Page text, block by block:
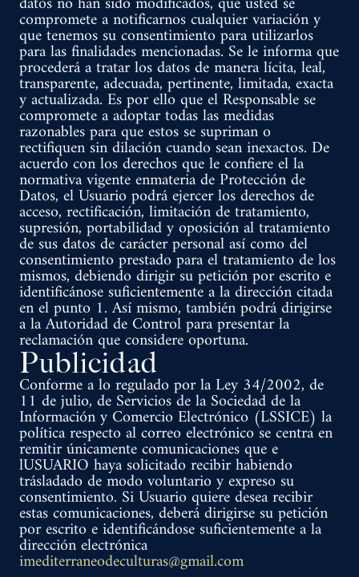
datos no han sido modificados, que usted se
compromete a notificarnos cualquier variación y
que tenemos su consentimiento para utilizarlos
para las finalidades mencionadas. Se le informa que
procederá a tratar los datos de manera lícita, leal,
transparente, adecuada, pertinente, limitada, exacta
y actualizada. Es por ello que el Responsable se
compromete a adoptar todas las medidas
razonables para que estos se supriman o
rectifiquen sin dilación cuando sean inexactos. De
acuerdo con los derechos que le confiere el la
normativa vigente enmateria de Protección de
Datos, el Usuario podrá ejercer los derechos de
acceso, rectificación, limitación de tratamiento,
supresión, portabilidad y oposición al tratamiento
de sus datos de carácter personal así como del
consentimiento prestado para el tratamiento de los
mismos, debiendo dirigir su petición por escrito e
identificánose suficientemente a la dirección citada
en el punto 1. Así mismo, también podrá dirigirse
a la Autoridad de Control para presentar la
reclamación que considere oportuna.
Publicidad
Conforme a lo regulado por la Ley 34/2002, de
11 de julio, de Servicios de la Sociedad de la
Información y Comercio Electrónico (LSSICE) la
política respecto al correo electrónico se centra en
remitir únicamente comunicaciones que e
lUSUARIO haya solicitado recibir habiendo
trásladado de modo voluntario y expreso su
consentimiento. Si Usuario quiere desea recibir
estas comunicaciones, deberá dirigirse su petición
por escrito e identificándose suficientemente a la
dirección electrónica
imediterraneodeculturas@gmail.com